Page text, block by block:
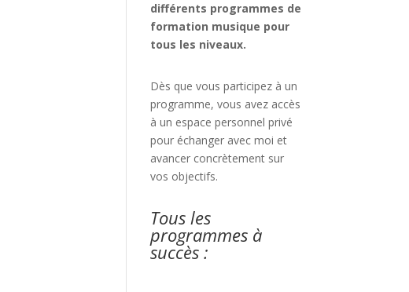
différents programmes de
formation musique pour
tous les niveaux.
Dès que vous participez à un
programme, vous avez accès
à un espace personnel privé
pour échanger avec moi et
avancer concrètement sur
vos objectifs.
Tous les
programmes à
succès :